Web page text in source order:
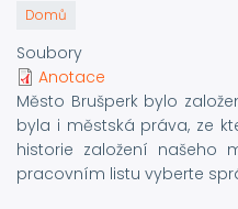
Domů
Soubory
Anotace
Město Brušperk bylo
byla i městská práva, ze
historie založení našeho
pracovním listu vyberte